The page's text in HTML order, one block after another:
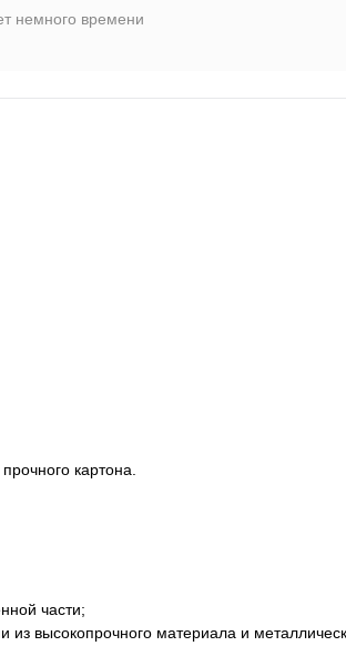
немного времени
картона.
части;
высокопрочного материала и